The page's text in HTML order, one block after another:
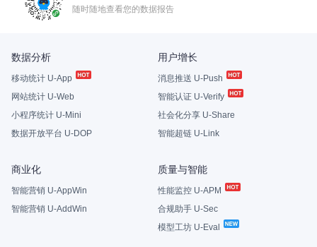
随时随地查看您的数据报告
数据分析
移动统计 U-App
网站统计 U-Web
小程序统计 U-Mini
数据开放平台 U-DOP
用户增长
消息推送 U-Push
智能认证 U-Verify
社会化分享 U-Share
智能超链 U-Link
商业化
智能营销 U-AppWin
智能营销 U-AddWin
质量与智能
性能监控 U-APM
合规助手 U-Sec
模型工坊 U-Eval